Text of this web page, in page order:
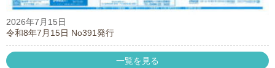
2026年7月15日
令和8年7月15日 No391発行
一覧を見る